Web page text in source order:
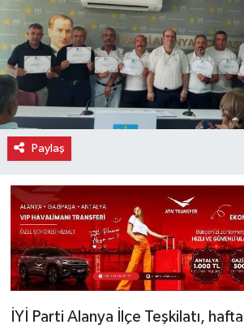
Paylaş
İYİ Parti Alanya İlçe Teşkilatı,